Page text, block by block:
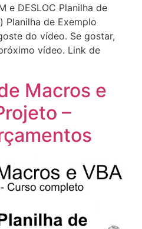
e DESLOC Planilha de
Planilha de Exemplo
do vídeo. Se gostar,
vídeo. Link de
Macros e
–